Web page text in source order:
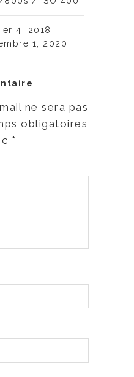
4, 2018
1, 2020
ne sera pas
obligatoires
*